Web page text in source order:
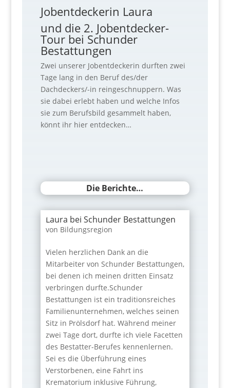
Jobentdeckerin Laura
und die 2. Jobentdecker-
Tour bei Schunder
Bestattungen
Zwei unserer Jobentdeckerin durften zwei
Tage lang in den Beruf des/der
Dachdeckers/-in reingeschnuppern. Was
sie dabei erlebt haben und welche Infos
sie zum Berufsbild gesammelt haben,
könnt ihr hier entdecken…
Die Berichte…
Laura bei Schunder Bestattungen
von Bildungsregion
Vielen herzlichen Dank an die
Mitarbeiter von Schunder Bestattungen,
bei denen ich meinen dritten Einsatz
verbringen durfte.Schunder
Bestattungen ist ein traditionsreiches
Familienunternehmen, welches seinen
Sitz in Prölsdorf hat. Während meiner
zwei Tage dort, durfte ich viele Facetten
des Bestatter-Berufes kennenlernen.
Sei es die Überführung eines
Verstorbenen, eine Fahrt ins
Krematorium inklusive Führung,